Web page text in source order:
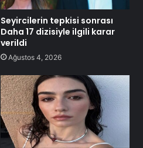
Seyircilerin tepkisi sonrası
Daha 17 dizisiyle ilgili karar
verildi
Ağustos 4, 2026